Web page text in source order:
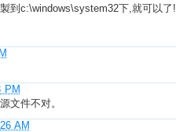
到c:\windows\system32下,就可以了!
PM
文件不对。
AM